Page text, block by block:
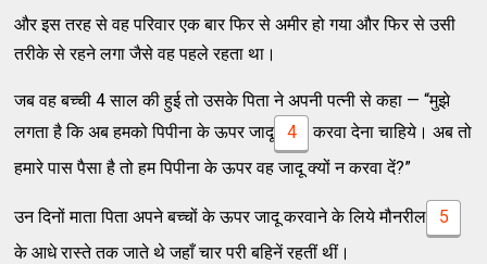
और इस तरह से वह परिवार एक बार फिर से अमीर हो गया और फिर से उसी
तरीके से रहने लगा जैसे वह पहले रहता था।
जब वह बच्ची 4 साल की हुई तो उसके पिता ने अपनी पत्नी से कहा — “मुझे
लगता है कि अब हमको पिपीना के ऊपर जादू
4
करवा देना चाहिये। अब तो
हमारे पास पैसा है तो हम पिपीना के ऊपर वह जादू क्यों न करवा दें?”
उन दिनों माता पिता अपने बच्चों के ऊपर जादू करवाने के लिये मौनरील
5
के आधे रास्ते तक जाते थे जहाँ चार परी बहिनें रहतीं थीं।